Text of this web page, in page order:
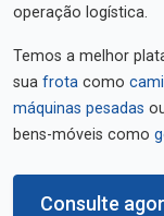
operação logística.
Temos a melhor
sua frota como
máquinas pesadas
bens-móveis como
Consulte